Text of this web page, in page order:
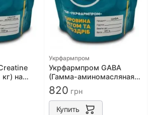
на
Укрфармпром
Укрфармпром GABA
(Гамма-аминомасляная
кислота, ГАМК) (300
грамм) на развес
820 грн
Купить